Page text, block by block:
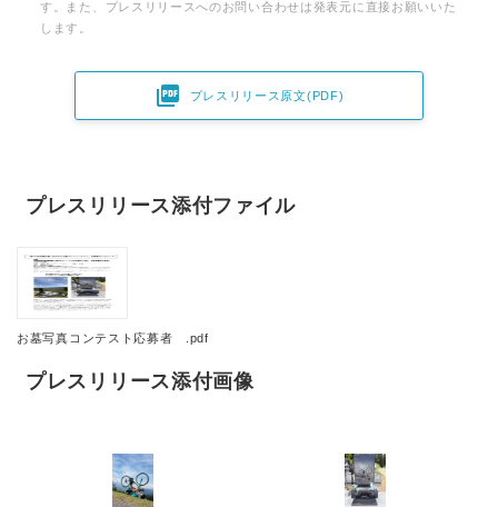
す。また、プレスリリースへのお問い合わせは発表元に直接お願いいた
します。
 プレスリリース原文(PDF)
プレスリリース添付ファイル
お墓写真コンテスト応募者 .pdf
プレスリリース添付画像